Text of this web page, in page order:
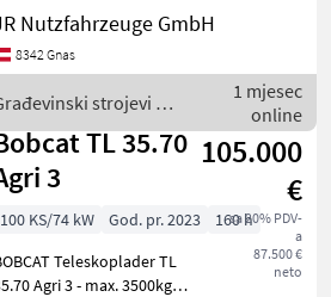
1800mm, Bereifung vorne:
60 - 80% ,
hinten:
BOBCAT
Nutzfahrzeuge GmbH
8342 Gnas
strojevi /
1 mjesec
online
TL 35.70
3
105.000
€
sa 20% PDV-
a
87.500 €
neto
100 KS/74 kW God. pr. 2023
160 h
Teleskoplader TL
Agri 3 - max. 3500kg